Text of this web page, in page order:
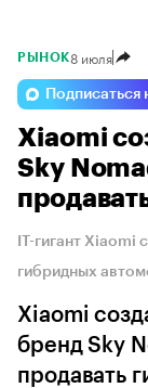
Voyah
Lada
РЫНОК8 июля
Xiaomi
Sky
IT-гигант
гибридных
Xiaomi
бренд Sky
продавать